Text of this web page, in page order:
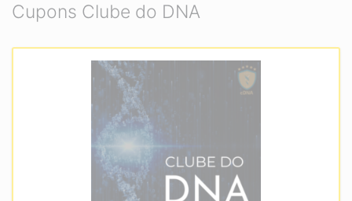
Cupons Clube do DNA